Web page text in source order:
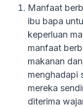
Manfaat
ibu bapa
keperluan
manfaat
makanan
menghadapi
mereka
diterima